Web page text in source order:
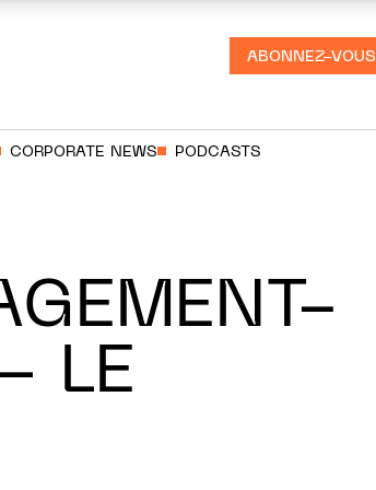
ABONNEZ-VOUS
CORPORATE NEWS PODCASTS
LE